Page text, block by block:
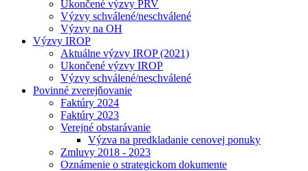
Ukončené výzvy PRV
Výzvy schválené/neschválené
Výzvy na OH
Výzvy IROP
Aktuálne výzvy IROP (2021)
Ukončené výzvy IROP
Výzvy schválené/neschválené
Povinné zverejňovanie
Faktúry 2024
Faktúry 2023
Verejné obstarávanie
Výzva na predkladanie cenovej ponuky
Zmluvy 2018 - 2023
Oznámenie o strategickom dokumente